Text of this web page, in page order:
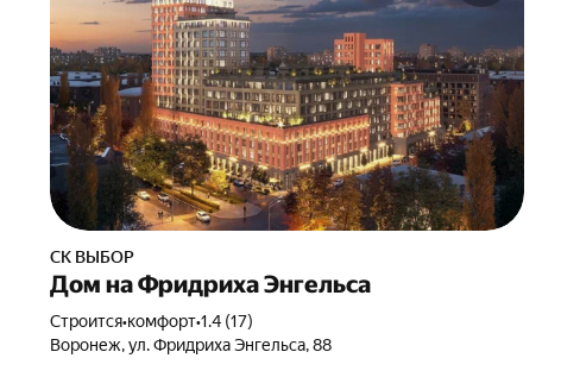
СК ВЫБОР
Дом на Фридриха Энгельса
Строится•комфорт•1.4 (17)
Воронеж, ул. Фридриха Энгельса, 88